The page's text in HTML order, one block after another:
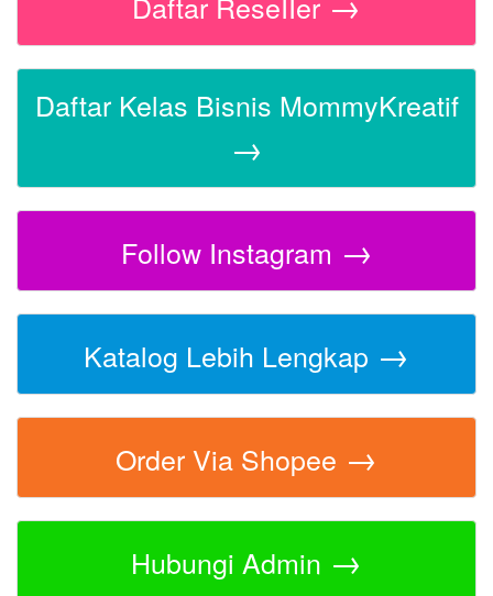
Daftar Kelas Bisnis MommyKreatif
→
Follow Instagram →
Katalog Lebih Lengkap →
Order Via Shopee →
Hubungi Admin →